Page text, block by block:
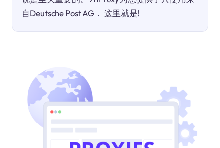
自Deutsche Post AG． 这里就是!